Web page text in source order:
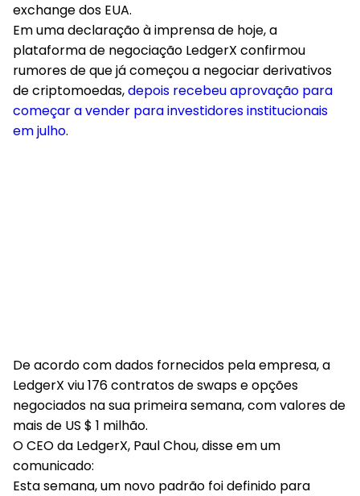
exchange dos EUA.
Em uma declaração à imprensa de hoje, a
plataforma de negociação LedgerX confirmou
rumores de que já começou a negociar derivativos
de criptomoedas,depois recebeu aprovação para
começar a vender para investidores institucionais
em julho.
De acordo com dados fornecidos pela empresa, a
LedgerX viu 176 contratos de swaps e opções
negociados na sua primeira semana, com valores de
mais de US $ 1 milhão.
O CEO da LedgerX, Paul Chou, disse em um
comunicado:
Esta semana, um novo padrão foi definido para